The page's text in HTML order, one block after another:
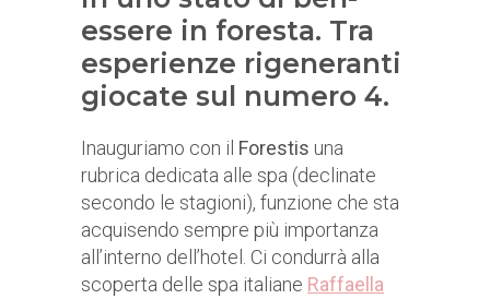
essere in foresta. Tra
esperienze rigeneranti
giocate sul numero 4.
Inauguriamo con il Forestis una
rubrica dedicata alle spa (declinate
secondo le stagioni), funzione che sta
acquisendo sempre più importanza
all’interno dell’hotel. Ci condurrà alla
scoperta delle spa italiane Raffaella